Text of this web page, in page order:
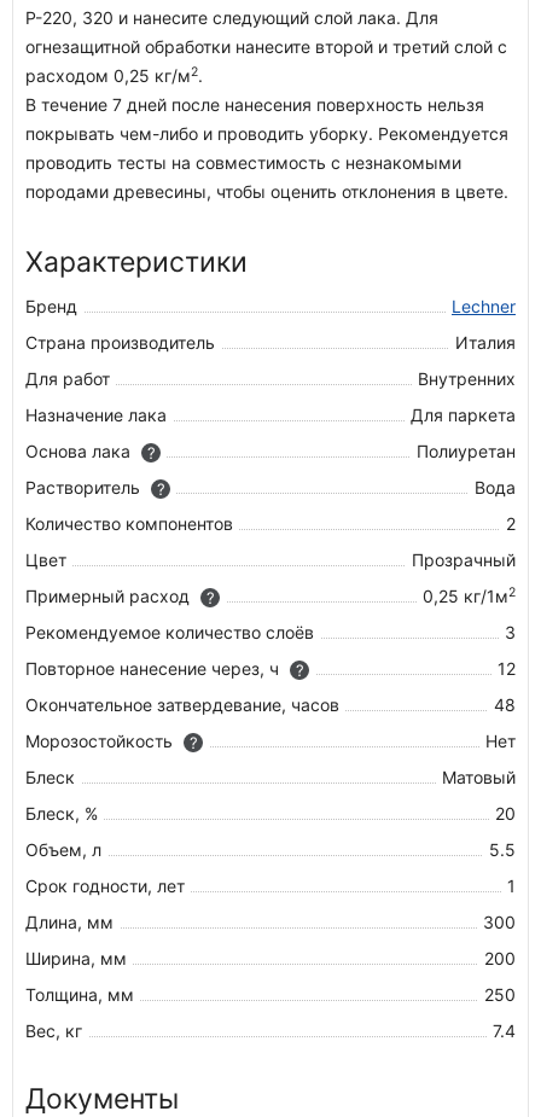
Р-220, 320 и нанесите следующий слой лака. Для
огнезащитной обработки нанесите второй и третий слой с
расходом 0,25 кг/м2.
В течение 7 дней после нанесения поверхность нельзя
покрывать чем-либо и проводить уборку. Рекомендуется
проводить тесты на совместимость с незнакомыми
породами древесины, чтобы оценить отклонения в цвете.
Характеристики
Бренд
Lechner
Страна производитель
Италия
Для работ
Внутренних
Назначение лака
Для паркета
Основа лака
?
Полиуретан
Растворитель
?
Вода
Количество компонентов
2
Цвет
Прозрачный
Примерный расход
? 0,25 кг/1м2
Рекомендуемое количество слоёв
3
Повторное нанесение через, ч
?
12
Окончательное затвердевание, часов
48
Морозостойкость
?
Нет
Блеск
Матовый
Блеск, %
20
Объем, л
5.5
Срок годности, лет
1
Длина, мм
300
Ширина, мм
200
Толщина, мм
250
Вес, кг
7.4
Документы